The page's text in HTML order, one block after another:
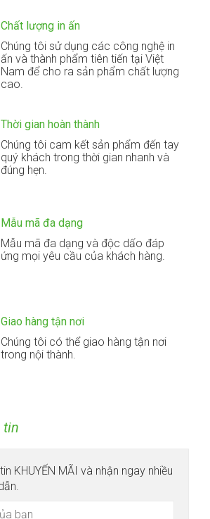
Chất lượng in ấn
Chúng tôi sử dụng các công nghệ in
ấn và thành phẩm tiên tiến tại Việt
Nam để cho ra sản phẩm chất lượng
cao.
Thời gian hoàn thành
Chúng tôi cam kết sản phẩm đến tay
quý khách trong thời gian nhanh và
đúng hẹn.
Mẫu mã đa dạng
Mẫu mã đa dạng và độc dấo đáp
ứng mọi yêu cầu của khách hàng.
Giao hàng tận nơi
Chúng tôi có thể giao hàng tận nơi
trong nội thành.
tin
KHUYẾN MÃI và nhận ngay nhiều